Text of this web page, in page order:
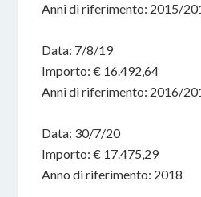
Anni di riferimento: 2015/
Data: 7/8/19
Importo: € 16.492,64
Anni di riferimento: 2016/
Data: 30/7/20
Importo: € 17.475,29
Anno di riferimento: 2018